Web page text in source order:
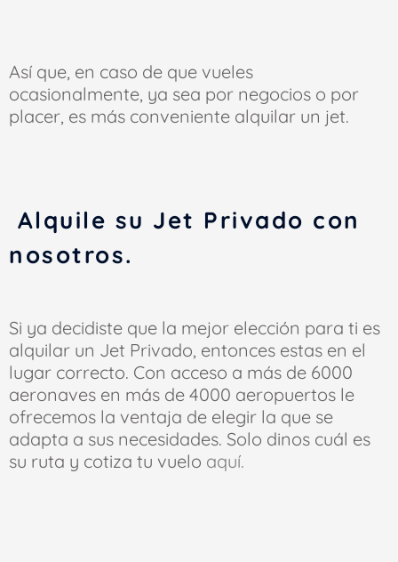
Así que, en caso de que vueles
ocasionalmente, ya sea por negocios o por
placer, es más conveniente alquilar un jet.
Alquile su Jet Privado con
nosotros.
Si ya decidiste que la mejor elección para ti es
alquilar un Jet Privado, entonces estas en el
lugar correcto. Con acceso a más de 6000
aeronaves en más de 4000 aeropuertos le
ofrecemos la ventaja de elegir la que se
adapta a sus necesidades. Solo dinos cuál es
su ruta y cotiza tu vuelo aquí.